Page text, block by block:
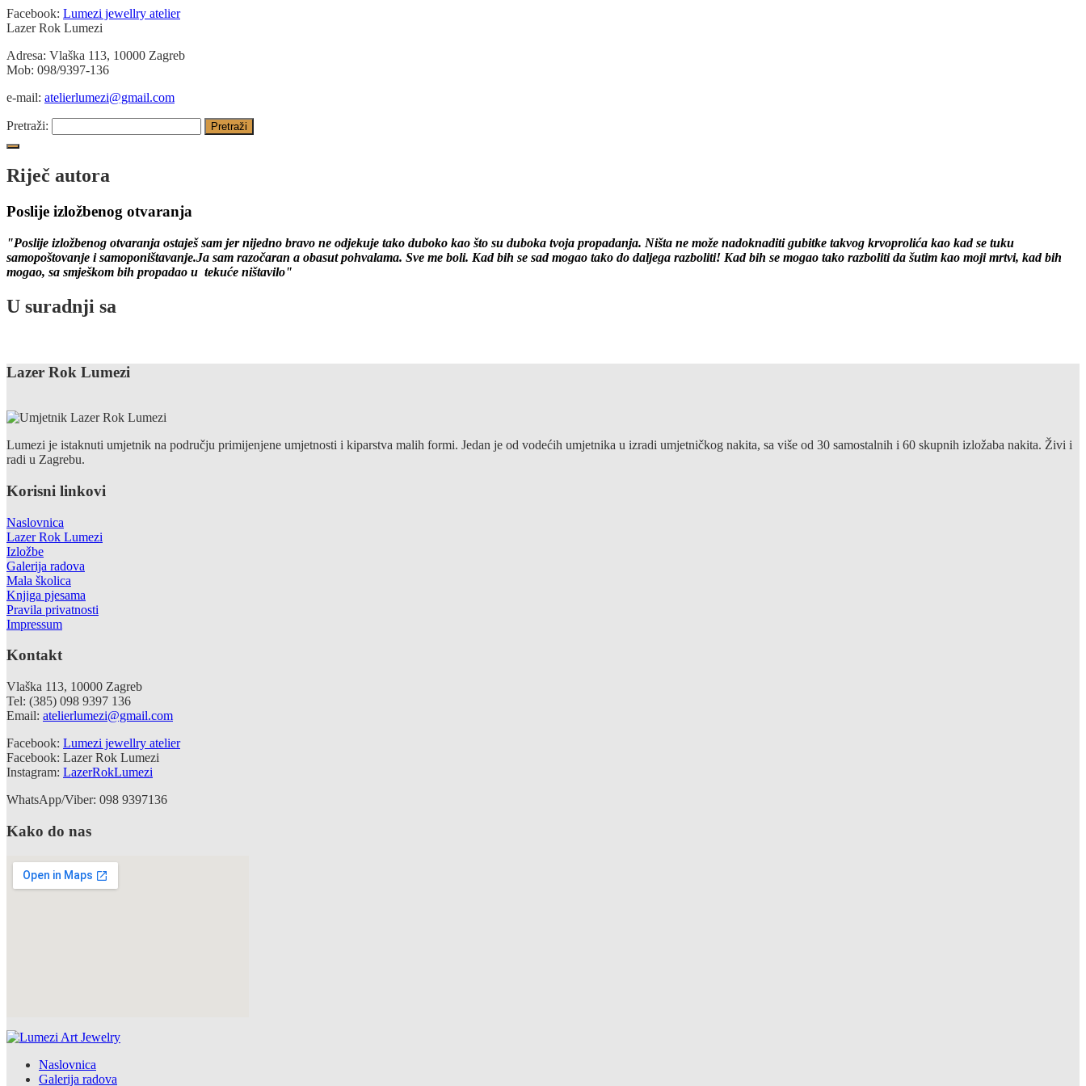
Facebook: Lumezi jewellry atelier
Lazer Rok Lumezi
Adresa: Vlaška 113, 10000 Zagreb
Mob: 098/9397-136
e-mail: atelierlumezi@gmail.com
Pretraži:
Riječ autora
Poslije izložbenog otvaranja
"Poslije izložbenog otvaranja ostaješ sam jer nijedno bravo ne odjekuje tako duboko kao što su duboka tvoja propadanja. Ništa ne može nadoknaditi gubitke takvog krvoprolića kao kad se tuku
samopoštovanje i samoponištavanje.Ja sam razočaran a obasut pohvalama. Sve me boli. Kad bih se sad mogao tako do daljega razboliti! Kad bih se mogao tako razboliti da šutim kao moji mrtvi, kad bih
mogao, sa smješkom bih propadao u tekuće ništavilo"
U suradnji sa
Lazer Rok Lumezi
Lumezi je istaknuti umjetnik na području primijenjene umjetnosti i kiparstva malih formi. Jedan je od vodećih umjetnika u izradi umjetničkog nakita, sa više od 30 samostalnih i 60 skupnih izložaba nakita. Živi i
radi u Zagrebu.
Korisni linkovi
Naslovnica
Lazer Rok Lumezi
Izložbe
Galerija radova
Mala školica
Knjiga pjesama
Pravila privatnosti
Impressum
Kontakt
Vlaška 113, 10000 Zagreb
Tel: (385) 098 9397 136
Email: atelierlumezi@gmail.com
Facebook: Lumezi jewellry atelier
Facebook: Lazer Rok Lumezi
Instagram: LazerRokLumezi
WhatsApp/Viber: 098 9397136
Kako do nas
Naslovnica
Galerija radova